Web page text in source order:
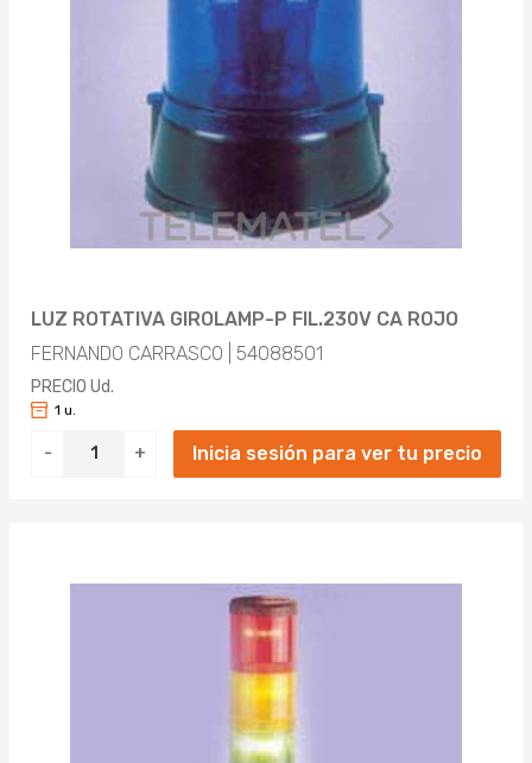
LUZ ROTATIVA GIROLAMP-P FIL.230V CA ROJO
FERNANDO CARRASCO | 54088501
PRECIO Ud.
- +
1 u.
Inicia sesión para ver tu precio